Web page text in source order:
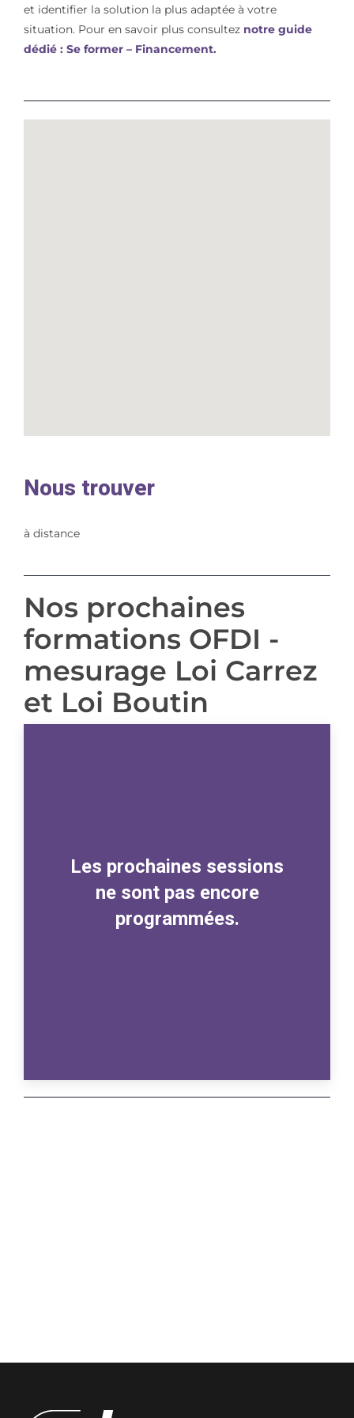
et identifier la solution la plus adaptée à votre
situation. Pour en savoir plus consulteznotre guide
dédié : Se former – Financement.
Nous trouver
à distance
Nos prochaines
formations OFDI -
mesurage Loi Carrez
et Loi Boutin
Les prochaines sessions
ne sont pas encore
programmées.